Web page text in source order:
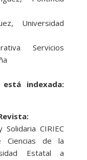
Universidad
Servicios
indexada:
CIRIEC
Ciencias de la
Estatal a